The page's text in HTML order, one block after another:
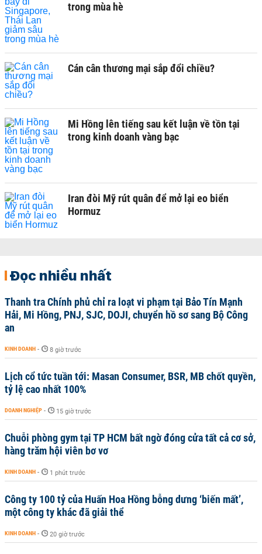
trong mùa hè
Cán cân thương mại sắp đổi chiều?
Mi Hồng lên tiếng sau kết luận về tồn tại
trong kinh doanh vàng bạc
Iran đòi Mỹ rút quân để mở lại eo biển
Hormuz
Đọc nhiều nhất
Thanh tra Chính phủ chỉ ra loạt vi phạm tại Bảo Tín Mạnh
Hải, Mi Hồng, PNJ, SJC, DOJI, chuyển hồ sơ sang Bộ Công
an
KINH DOANH - 8 giờ trước
Lịch cổ tức tuần tới: Masan Consumer, BSR, MB chốt quyền,
tỷ lệ cao nhất 100%
DOANH NGHIỆP - 15 giờ trước
Chuỗi phòng gym tại TP HCM bất ngờ đóng cửa tất cả cơ sở,
hàng trăm hội viên bơ vơ
KINH DOANH - 1 phút trước
Công ty 100 tỷ của Huấn Hoa Hồng bỗng dưng ‘biến mất’,
một công ty khác đã giải thể
KINH DOANH - 20 giờ trước